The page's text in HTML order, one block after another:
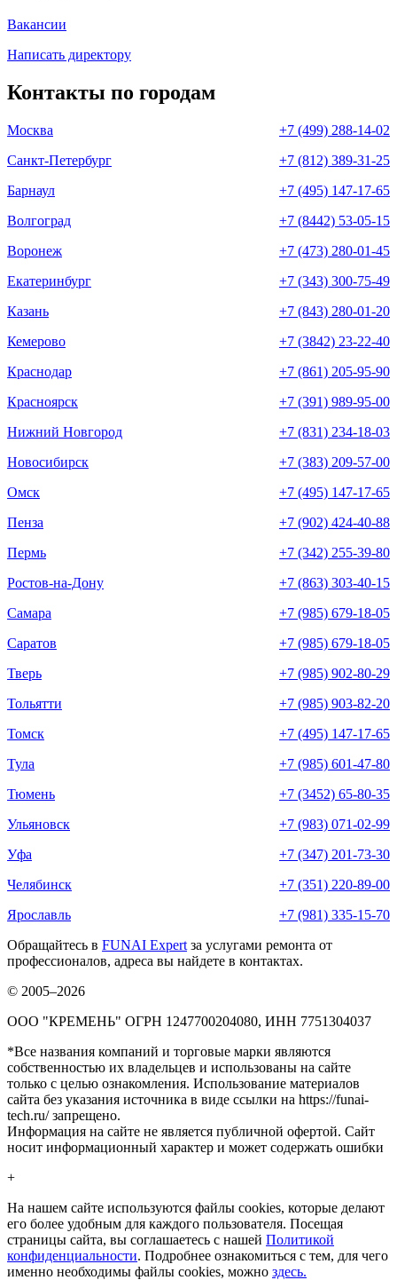
Вакансии
Написать директору
Контакты по городам
Москва
+7 (499) 288-14-02
Санкт-Петербург
+7 (812) 389-31-25
Барнаул
+7 (495) 147-17-65
Волгоград
+7 (8442) 53-05-15
Воронеж
+7 (473) 280-01-45
Екатеринбург
+7 (343) 300-75-49
Казань
+7 (843) 280-01-20
Кемерово
+7 (3842) 23-22-40
Краснодар
+7 (861) 205-95-90
Красноярск
+7 (391) 989-95-00
Нижний Новгород
+7 (831) 234-18-03
Новосибирск
+7 (383) 209-57-00
Омск
+7 (495) 147-17-65
Пенза
+7 (902) 424-40-88
Пермь
+7 (342) 255-39-80
Ростов-на-Дону
+7 (863) 303-40-15
Самара
+7 (985) 679-18-05
Саратов
+7 (985) 679-18-05
Тверь
+7 (985) 902-80-29
Тольятти
+7 (985) 903-82-20
Томск
+7 (495) 147-17-65
Тула
+7 (985) 601-47-80
Тюмень
+7 (3452) 65-80-35
Ульяновск
+7 (983) 071-02-99
Уфа
+7 (347) 201-73-30
Челябинск
+7 (351) 220-89-00
Ярославль
+7 (981) 335-15-70
Обращайтесь в FUNAI Expert за услугами ремонта от
профессионалов, адреса вы найдете в контактах.
© 2005–2026
ООО "КРЕМЕНЬ" ОГРН 1247700204080, ИНН 7751304037
*Все названия компаний и торговые марки являются
собственностью их владельцев и использованы на сайте
только с целью ознакомления. Использование материалов
сайта без указания источника в виде ссылки на https://funai-
tech.ru/ запрещено.
Информация на сайте не является публичной офертой. Сайт
носит информационный характер и может содержать ошибки
+
На нашем сайте используются файлы cookies, которые делают
его более удобным для каждого пользователя. Посещая
страницы сайта, вы соглашаетесь с нашей Политикой
конфиденциальности. Подробнее ознакомиться с тем, для чего
именно необходимы файлы сookies, можно здесь.